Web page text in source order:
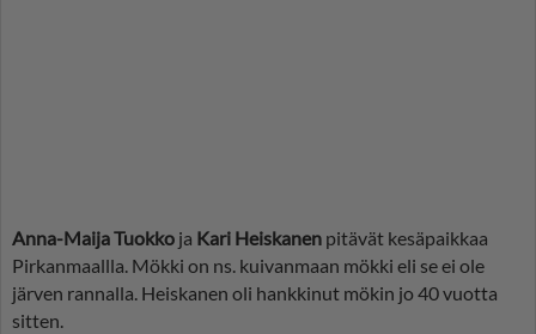
Anna-Maija Tuokko ja Kari Heiskanen pitävät kesäpaikkaa
Pirkanmaallla. Mökki on ns. kuivanmaan mökki eli se ei ole
järven rannalla. Heiskanen oli hankkinut mökin jo 40 vuotta
sitten.